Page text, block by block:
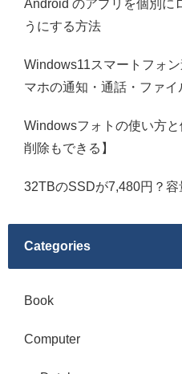
Android のアプリを個別に
うにする方法
Windows11スマートフォ
マホの通知・通話・ファイ
Windowsフォトの使い方
削除もできる】
32TBのSSDが7,480円？
Categories
Book
Computer